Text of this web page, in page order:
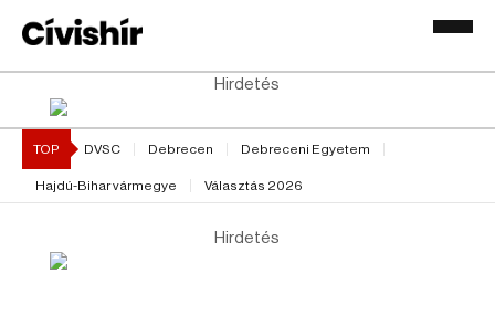
Hirdetés
TOP DVSC Debrecen Debreceni Egyetem
Hajdú-Bihar vármegye Választás 2026
Hirdetés